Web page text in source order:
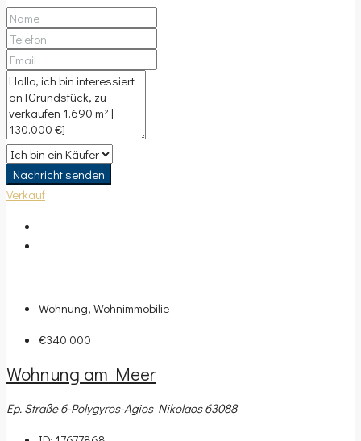
Nachricht senden
Verkauf
Wohnung, Wohnimmobilie
€340.000
Wohnung am Meer
Ep. Straße 6-Polygyros-Agios Nikolaos 63088